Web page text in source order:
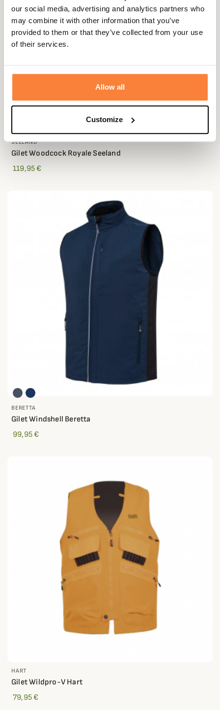
our social media, advertising and analytics partners who
may combine it with other information that you’ve
provided to them or that they’ve collected from your use
of their services.
Allow all
Customize
SEELAND
Gilet Woodcock Royale Seeland
119,95 €
BERETTA
Gilet Windshell Beretta
99,95 €
HART
Gilet Wildpro-V Hart
79,95 €